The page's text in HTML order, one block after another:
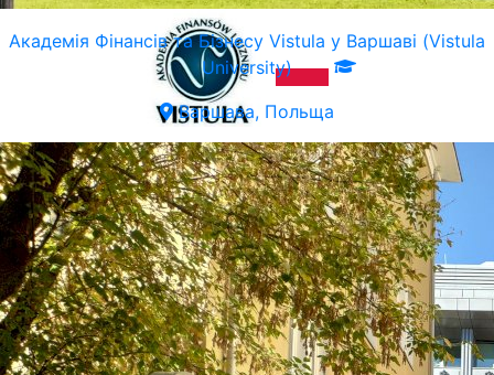
Академія Фінансів та Бізнесу Vistula у Варшаві (Vistula
University)
Варшава, Польща